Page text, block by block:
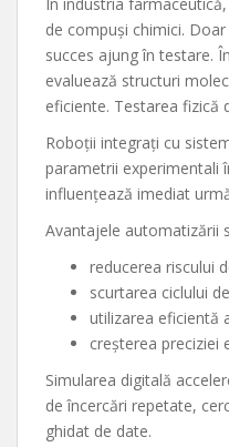
de compuși chimici.
succes ajung în testare.
evaluează structuri
eficiente. Testarea fizică
Roboții integrați cu
parametrii experimentali
influențează imediat
Avantajele automatizării
reducerea riscului
scurtarea ciclului
utilizarea eficientă
creșterea preciziei
Simularea digitală
de încercări repetate,
ghidat de date.